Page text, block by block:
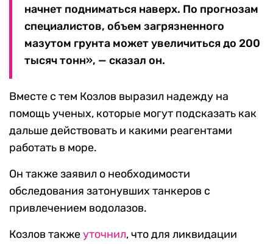
начнет подниматься наверх. По прогнозам
специалистов, объем загрязненного
мазутом грунта может увеличиться до 200
тысяч тонн», — сказал он.
Вместе с тем Козлов выразил надежду на
помощь ученых, которые могут подсказать как
дальше действовать и какими реагентами
работать в море.
Он также заявил о необходимости
обследования затонувших танкеров с
привлечением водолазов.
Козлов такжеуточнил, что для ликвидации